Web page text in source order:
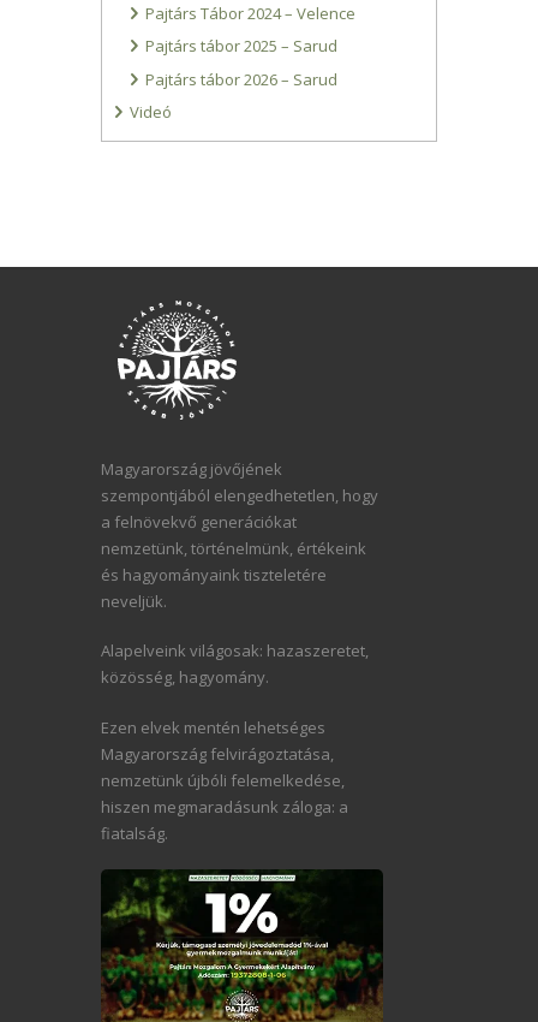
Pajtárs Tábor 2024 – Velence
Pajtárs tábor 2025 – Sarud
Pajtárs tábor 2026 – Sarud
Videó
Magyarország jövőjének
szempontjából elengedhetetlen, hogy
a felnövekvő generációkat
nemzetünk, történelmünk, értékeink
és hagyományaink tiszteletére
neveljük.
Alapelveink világosak: hazaszeretet,
közösség, hagyomány.
Ezen elvek mentén lehetséges
Magyarország felvirágoztatása,
nemzetünk újbóli felemelkedése,
hiszen megmaradásunk záloga: a
fiatalság.